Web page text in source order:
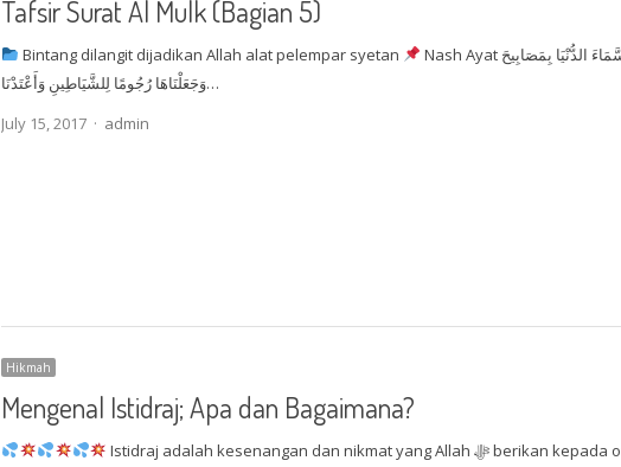
Tafsir Surat Al Mulk (Bagian 5)
Bintang dilangit dijadikan Allah alat pelempar syetan
Nash Ayat وَلَقَدْ زَيَّنَّا السَّمَاءَ الدُّنْيَا بِمَصَابِيحَ
وَجَعَلْنَاهَا رُجُومًا لِلشَّيَاطِينِ وَأَعْتَدْنَا…
July 15, 2017
Author
admin
Hikmah
Mengenal Istidraj; Apa dan Bagaimana?
Istidraj adalah kesenangan dan nikmat yang Allah ﷻ berikan kepada orang yang